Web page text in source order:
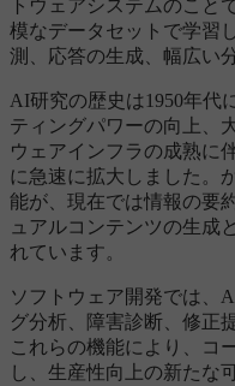
トウェアシステムのこと
模なデータセットで学習
測、応答の生成、幅広い
AI研究の歴史は1950年代
ティングパワーの向上、
ウェアインフラの成熟に
に急速に拡大しました。
能が、現在では情報の要
ュアルコンテンツの生成
れています。
ソフトウェア開発では、
グ分析、障害診断、修正
これらの機能により、コ
し、生産性向上の新たな